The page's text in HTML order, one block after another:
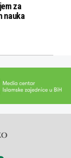
za
nauka